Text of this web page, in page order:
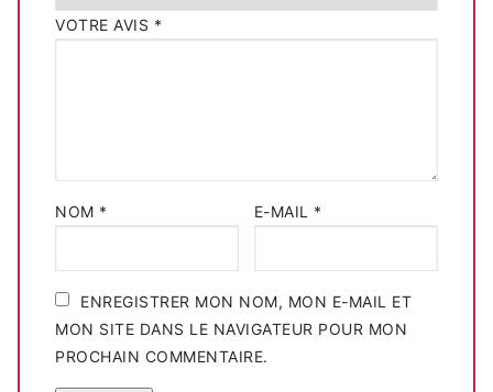
VOTRE AVIS *
NOM * E-MAIL *
ENREGISTRER MON NOM, MON E-MAIL ET
MON SITE DANS LE NAVIGATEUR POUR MON
PROCHAIN COMMENTAIRE.